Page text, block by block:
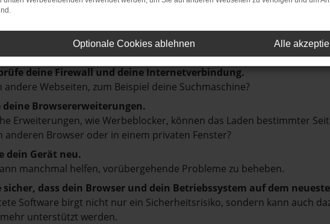
ist ein Fehler aufgetreten.
ein paar Tipps, die dir helfen können:
deine Firewall und deine Internetverbindung.
andere Webseiten, zum Beispiel deine Suchmaschine?
deine Browsererweiterungen.
Erweiterungen, wie Werbeblocker, können das Laden bestimmter
anderen Browser oder in einem privaten Fenster?
dein Gerät neu.
manchmal helfen, vorübergehende Probleme zu beheben.
sicher, dass dein Browser und dein Betriebssystem auf dem
Software birgt nicht nur ein Sicherheitsrisiko, sondern kann auch
unterstützt werden.
Optionale Cookies ablehnen Alle